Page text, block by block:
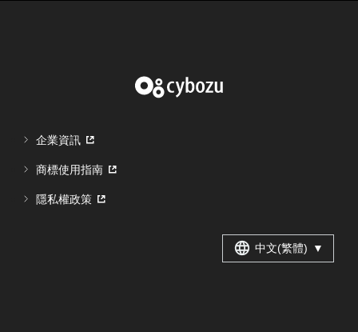
企業資訊
商標使用指南
隱私權政策
中文(繁體) ▼